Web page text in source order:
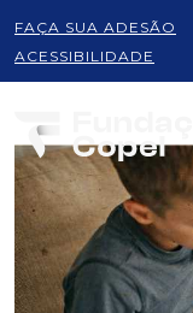
FAÇA SUA ADESÃO
ACESSIBILIDADE